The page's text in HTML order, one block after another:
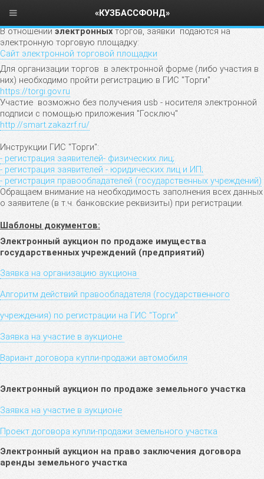
В отношенииэлектронныхторгов, заявки подаются на
электронную торговую площадку:
Сайт электронной торговой площадки
Для организации торгов в электронной форме (либо участия в
них) необходимо пройти регистрацию в ГИС "Торги"
https://torgi.gov.ru
Участие возможно без получения usb - носителя электронной
подписи с помощью приложения "Госключ"
http://smart.zakazrf.ru/
Инструкции ГИС "Торги":
- регистрация заявителей- физических лиц;
- регистрация заявителей - юридических лиц и ИП;
- регистрация правообладателей (государственных учреждений)
Обращаем внимание на необходимость заполнения всех данных
о заявителе (в т.ч. банковские реквизиты) при регистрации.
Шаблоны документов:
Электронный аукцион по продаже имущества
государственных учреждений (предприятий)
Заявка на организацию аукциона
Алгоритм действий правообладателя (государственного
учреждения) по регистрации на ГИС "Торги"
Заявка на участие в аукционе
Вариант договора купли-продажи автомобиля
Электронный аукцион по продаже земельного участка
Заявка на участие в аукционе
Проект договора купли-продажи земельного участка
Электронный аукцион на право заключения договора
аренды земельного участка
«КУЗБАССФОНД»